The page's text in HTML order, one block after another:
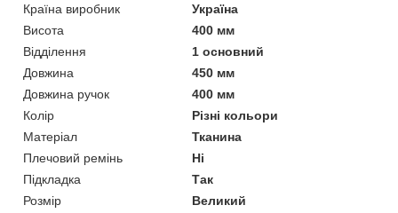
Країна виробник
Україна
Висота
400 мм
Відділення
1 основний
Довжина
450 мм
Довжина ручок
400 мм
Колір
Різні кольори
Матеріал
Тканина
Плечовий ремінь
Ні
Підкладка
Так
Розмір
Великий